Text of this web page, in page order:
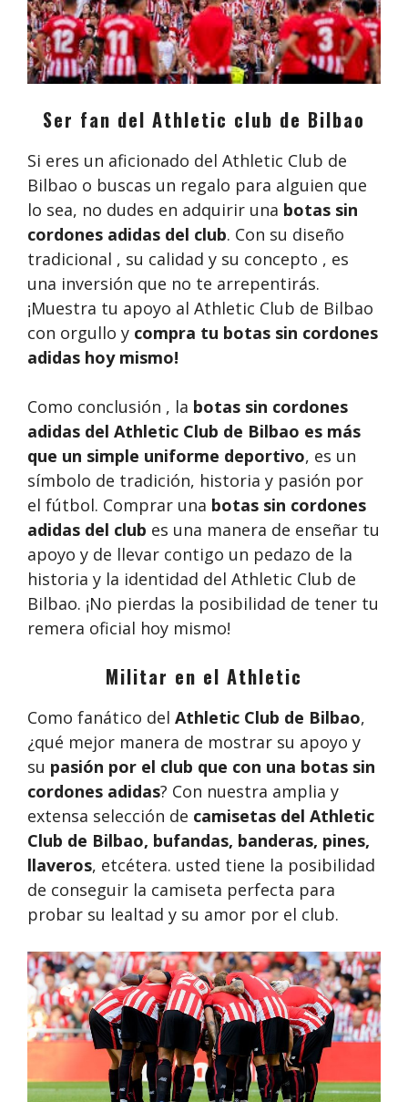
Ser fan del Athletic club de Bilbao
Si eres un aficionado del Athletic Club de
Bilbao o buscas un regalo para alguien que
lo sea, no dudes en adquirir una botas sin
cordones adidas del club. Con su diseño
tradicional , su calidad y su concepto , es
una inversión que no te arrepentirás.
¡Muestra tu apoyo al Athletic Club de Bilbao
con orgullo y compra tu botas sin cordones
adidas hoy mismo!
Como conclusión , la botas sin cordones
adidas del Athletic Club de Bilbao es más
que un simple uniforme deportivo, es un
símbolo de tradición, historia y pasión por
el fútbol. Comprar una botas sin cordones
adidas del club es una manera de enseñar tu
apoyo y de llevar contigo un pedazo de la
historia y la identidad del Athletic Club de
Bilbao. ¡No pierdas la posibilidad de tener tu
remera oficial hoy mismo!
Militar en el Athletic
Como fanático del Athletic Club de Bilbao,
¿qué mejor manera de mostrar su apoyo y
su pasión por el club que con una botas sin
cordones adidas? Con nuestra amplia y
extensa selección de camisetas del Athletic
Club de Bilbao, bufandas, banderas, pines,
llaveros, etcétera. usted tiene la posibilidad
de conseguir la camiseta perfecta para
probar su lealtad y su amor por el club.